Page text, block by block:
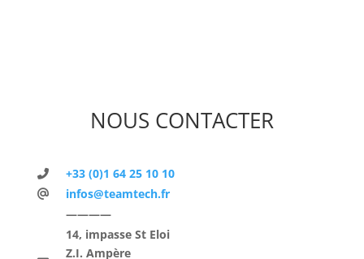
NOUS CONTACTER
+33 (0)1 64 25 10 10
infos@teamtech.fr
————
14, impasse St Eloi
Z.I. Ampère